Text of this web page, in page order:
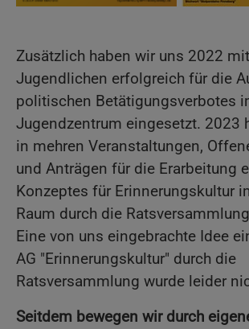
Zusätzlich haben wir uns 2022 mit
Jugendlichen erfolgreich für die
politischen Betätigungsverbotes
Jugendzentrum eingesetzt. 2023
in mehren Veranstaltungen,
und Anträgen für die Erarbeitung
Konzeptes für Erinnerungskultur
Raum durch die
Eine von uns eingebrachte Idee
AG "Erinnerungskultur" durch die
Ratsversammlung wurde leider
Seitdem bewegen wir durch